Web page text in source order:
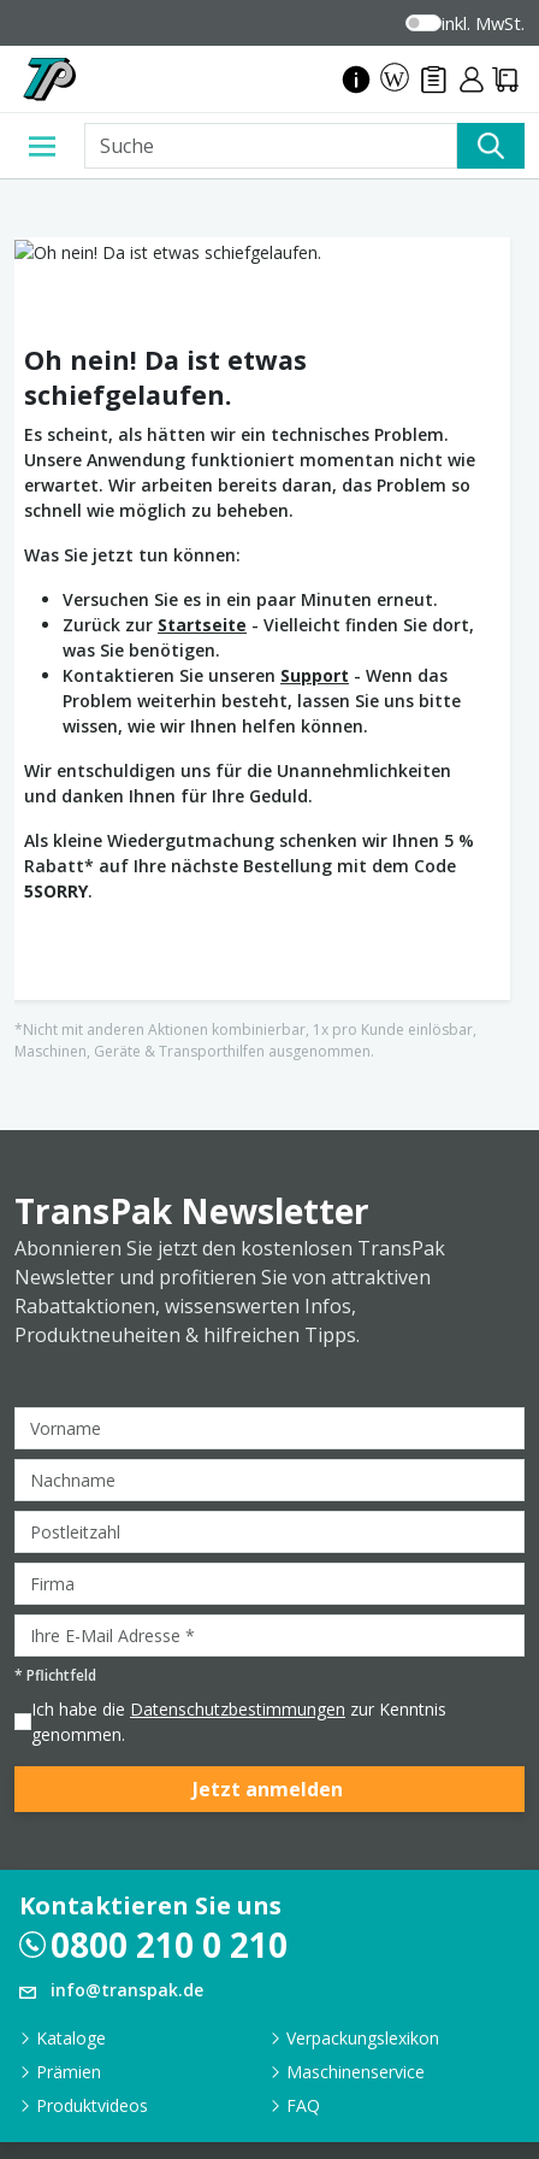
inkl. MwSt.
Oh nein! Da ist etwas
schiefgelaufen.
Es scheint, als hätten wir ein technisches Problem.
Unsere Anwendung funktioniert momentan nicht wie
erwartet. Wir arbeiten bereits daran, das Problem so
schnell wie möglich zu beheben.
Was Sie jetzt tun können:
Versuchen Sie es in ein paar Minuten erneut.
Zurück zur Startseite - Vielleicht finden Sie dort,
was Sie benötigen.
Kontaktieren Sie unseren Support - Wenn das
Problem weiterhin besteht, lassen Sie uns bitte
wissen, wie wir Ihnen helfen können.
Wir entschuldigen uns für die Unannehmlichkeiten
und danken Ihnen für Ihre Geduld.
Als kleine Wiedergutmachung schenken wir Ihnen 5 %
Rabatt* auf Ihre nächste Bestellung mit dem Code
5SORRY.
*Nicht mit anderen Aktionen kombinierbar, 1x pro Kunde einlösbar,
Maschinen, Geräte & Transporthilfen ausgenommen.
TransPak Newsletter
Abonnieren Sie jetzt den kostenlosen TransPak
Newsletter und profitieren Sie von attraktiven
Rabattaktionen, wissenswerten Infos,
Produktneuheiten & hilfreichen Tipps.
* Pflichtfeld
Ich habe die Datenschutzbestimmungen zur Kenntnis
genommen.
Jetzt anmelden
Kontaktieren Sie uns
0800 210 0 210
info@transpak.de
Kataloge
Verpackungslexikon
Prämien
Maschinenservice
Produktvideos
FAQ